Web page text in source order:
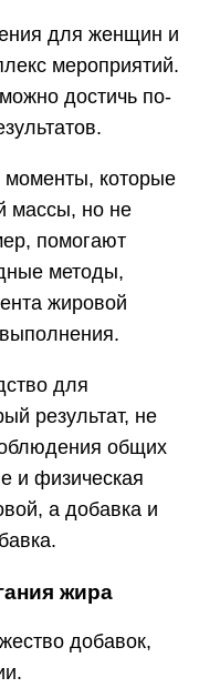
для женщин и
мероприятий.
достичь по-
моменты, которые
массы, но не
помогают
методы,
жировой
для
результат, не
общих
и физическая
а добавка и
жира
добавок,